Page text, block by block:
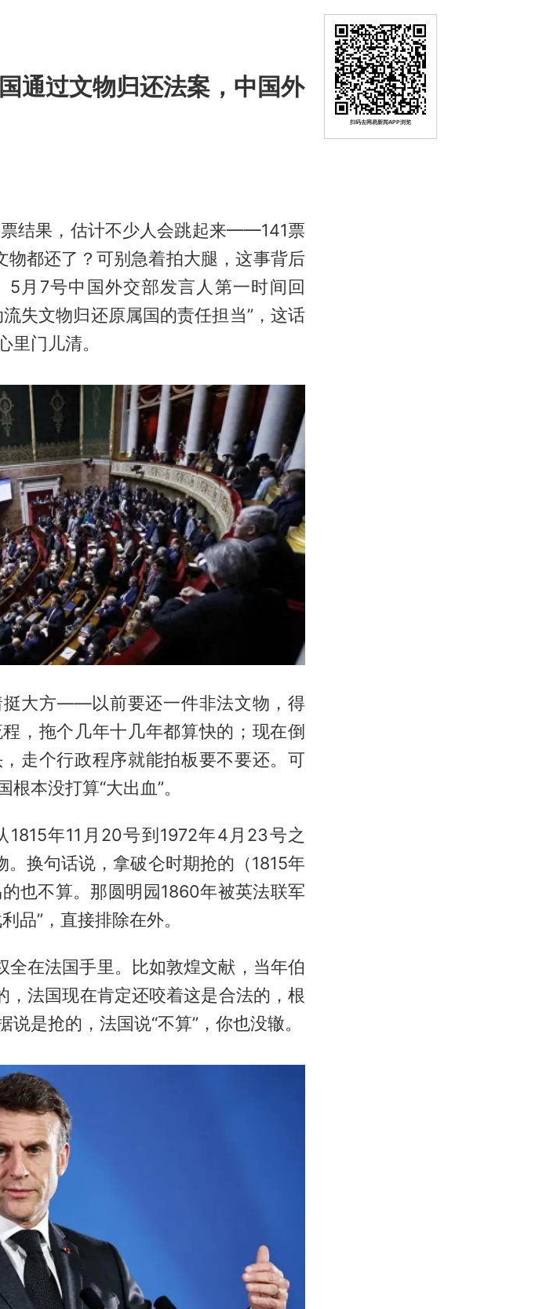
通过文物归还法案，中国外
结果，估计不少人会跳起来——141票
都还了？可别急着拍大腿，这事背后
月7号中国外交部发言人第一时间回
失文物归还原属国的责任担当”，这话
里门儿清。
挺大方——以前要还一件非法文物，得
，拖个几年十几年都算快的；现在倒
走个行政程序就能拍板要不要还。可
本没打算“大出血”。
年11月20号到1972年4月23号之
。换句话说，拿破仑时期抢的（1815年
也不算。那圆明园1860年被英法联军
品”，直接排除在外。
在法国手里。比如敦煌文献，当年伯
，法国现在肯定还咬着这是合法的，根
是抢的，法国说“不算”，你也没辙。
扫码去网易新闻APP浏览